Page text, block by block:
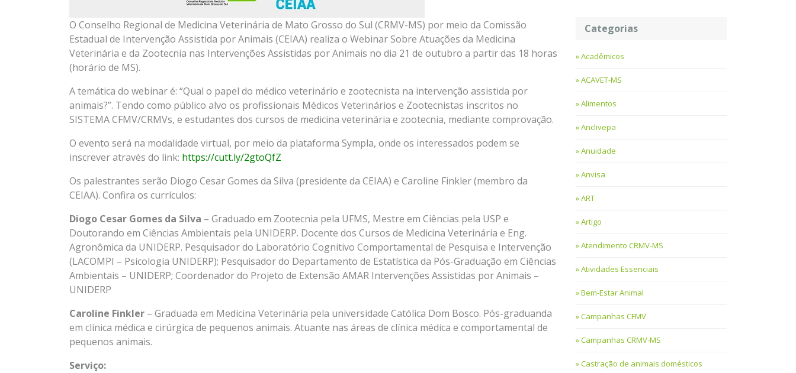
O Conselho Regional de Medicina Veterinária de Mato Grosso do Sul (CRMV-MS) por meio da Comissão
Estadual de Intervenção Assistida por Animais (CEIAA) realiza o Webinar Sobre Atuações da Medicina
Veterinária e da Zootecnia nas Intervenções Assistidas por Animais no dia 21 de outubro a partir das 18 horas
(horário de MS).
A temática do webinar é: “Qual o papel do médico veterinário e zootecnista na intervenção assistida por
animais?”. Tendo como público alvo os profissionais Médicos Veterinários e Zootecnistas inscritos no
SISTEMA CFMV/CRMVs, e estudantes dos cursos de medicina veterinária e zootecnia, mediante comprovação.
O evento será na modalidade virtual, por meio da plataforma Sympla, onde os interessados podem se
inscrever através do link: https://cutt.ly/2gtoQfZ
Os palestrantes serão Diogo Cesar Gomes da Silva (presidente da CEIAA) e Caroline Finkler (membro da
CEIAA). Confira os currículos:
Diogo Cesar Gomes da Silva – Graduado em Zootecnia pela UFMS, Mestre em Ciências pela USP e
Doutorando em Ciências Ambientais pela UNIDERP. Docente dos Cursos de Medicina Veterinária e Eng.
Agronômica da UNIDERP. Pesquisador do Laboratório Cognitivo Comportamental de Pesquisa e Intervenção
(LACOMPI – Psicologia UNIDERP); Pesquisador do Departamento de Estatística da Pós-Graduação em Ciências
Ambientais – UNIDERP; Coordenador do Projeto de Extensão AMAR Intervenções Assistidas por Animais –
UNIDERP
Caroline Finkler – Graduada em Medicina Veterinária pela universidade Católica Dom Bosco. Pós-graduanda
em clínica médica e cirúrgica de pequenos animais. Atuante nas áreas de clínica médica e comportamental de
pequenos animais.
Serviço:
Categorias
Acadêmicos
ACAVET-MS
Alimentos
Anclivepa
Anuidade
Anvisa
ART
Artigo
Atendimento CRMV-MS
Atividades Essenciais
Bem-Estar Animal
Campanhas CFMV
Campanhas CRMV-MS
Castração de animais domésticos